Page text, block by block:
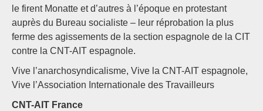
le firent Monatte et d’autres à l’époque en protestant
auprès du Bureau socialiste – leur réprobation la plus
ferme des agissements de la section espagnole de la CIT
contre la CNT-AIT espagnole.
Vive l’anarchosyndicalisme, Vive la CNT-AIT espagnole,
Vive l’Association Internationale des Travailleurs
CNT-AIT France